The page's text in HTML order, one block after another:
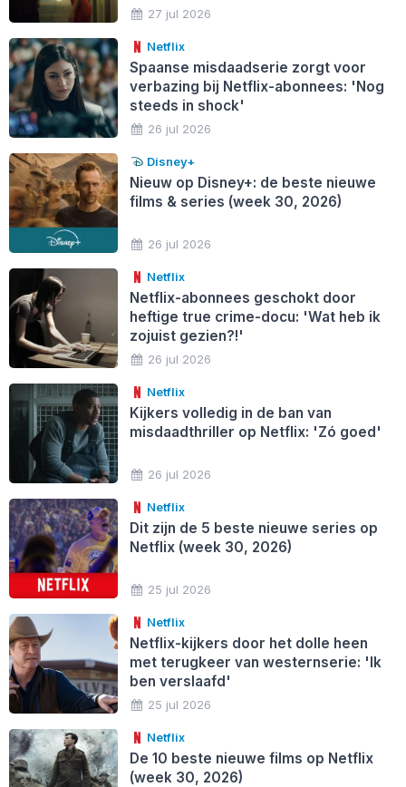
27 jul 2026
Netflix
Spaanse misdaadserie zorgt voor
verbazing bij Netflix-abonnees: 'Nog
steeds in shock'
26 jul 2026
Disney+
Nieuw op Disney+: de beste nieuwe
films & series (week 30, 2026)
26 jul 2026
Netflix
Netflix-abonnees geschokt door
heftige true crime-docu: 'Wat heb ik
zojuist gezien?!'
26 jul 2026
Netflix
Kijkers volledig in de ban van
misdaadthriller op Netflix: 'Zó goed'
26 jul 2026
Netflix
Dit zijn de 5 beste nieuwe series op
Netflix (week 30, 2026)
25 jul 2026
Netflix
Netflix-kijkers door het dolle heen
met terugkeer van westernserie: 'Ik
ben verslaafd'
25 jul 2026
Netflix
De 10 beste nieuwe films op Netflix
(week 30, 2026)